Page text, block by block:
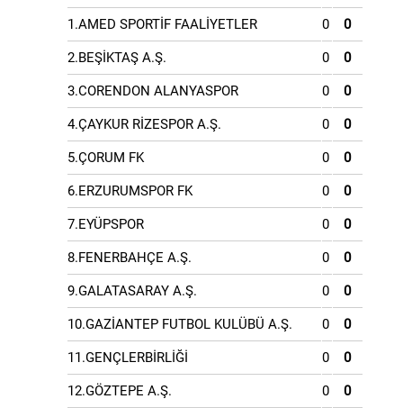
1.AMED SPORTİF FAALİYETLER 0 0
2.BEŞİKTAŞ A.Ş. 0 0
3.CORENDON ALANYASPOR 0 0
4.ÇAYKUR RİZESPOR A.Ş. 0 0
5.ÇORUM FK 0 0
6.ERZURUMSPOR FK 0 0
7.EYÜPSPOR 0 0
8.FENERBAHÇE A.Ş. 0 0
9.GALATASARAY A.Ş. 0 0
10.GAZİANTEP FUTBOL KULÜBÜ A.Ş. 0 0
11.GENÇLERBİRLİĞİ 0 0
12.GÖZTEPE A.Ş. 0 0